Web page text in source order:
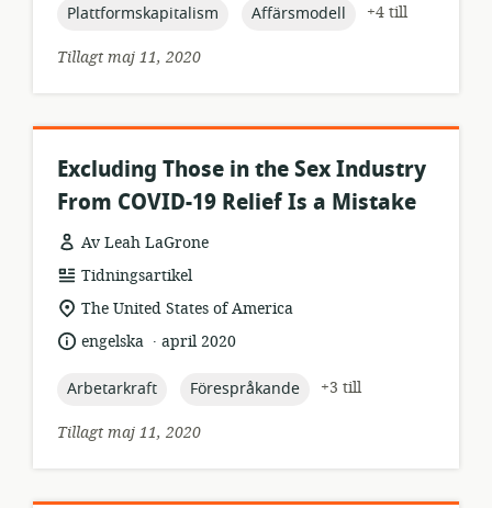
topic:
Plattformskapitalism topic:
Affärsmodell
+4 till
Tillagt maj 11, 2020
Excluding Those in the Sex Industry
From COVID-19 Relief Is a Mistake
Av Leah LaGrone
resursformat:
Tidningsartikel
relevant
plats:
The United States of America
språk:engelska .
publiceringsdatum:
april 2020
topic:
Arbetarkraft topic:
Förespråkande
+3 till
Tillagt maj 11, 2020